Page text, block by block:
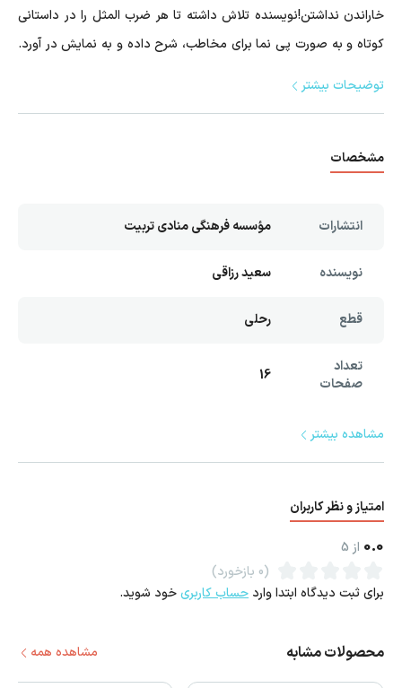
خاراندن نداشتن!نویسنده تلاش داشته تا هر ضرب المثل را در داستانی
کوتاه و به صورت پی نما برای مخاطب، شرح داده و به نمایش در آورد.
توضیحات بیشتر
مشخصات
انتشارات مؤسسه فرهنگی منادی تربیت
نویسنده سعید رزاقی
قطع رحلی
تعداد
صفحات
16
مشاهده بیشتر
امتیاز و نظر کاربران
0.0 از 5
(0 بازخورد)
برای ثبت دیدگاه ابتدا وارد حساب کاربریخود شوید.
محصولات مشابه مشاهده همه